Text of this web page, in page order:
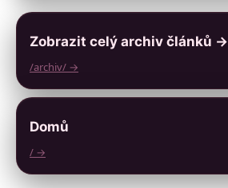
Zobrazit celý archiv článků →
/archiv/ →
Domů
/ →